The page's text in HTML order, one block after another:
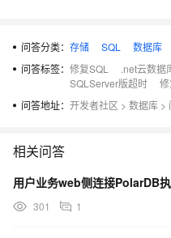
问答分类： 存储 SQL 数据库
问答标签： 修复SQL .net云数据
SQLServer版超时
问答地址： 开发者社区 > 数据库 >
相关问答
用户业务web侧连接PolarDB
301 1